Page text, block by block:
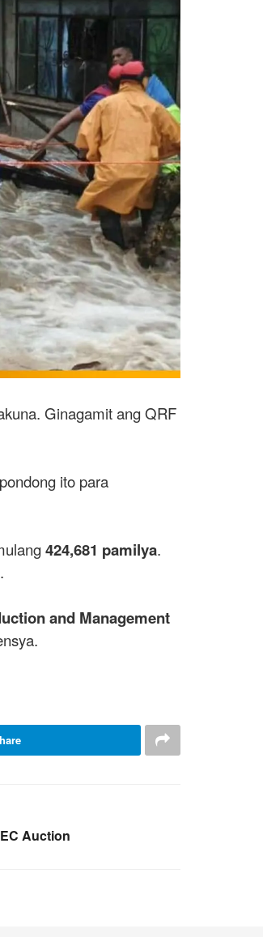
Ginagamit ang QRF
ito para
424,681 pamilya.
and Management
Auction